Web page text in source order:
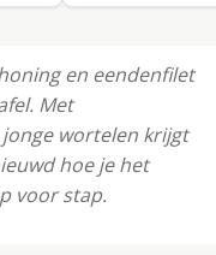
en eendenfilet
Met
wortelen krijgt
hoe je het
voor stap.